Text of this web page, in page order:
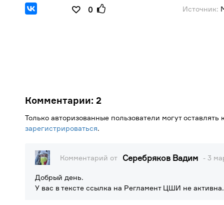
0 Источник:
Комментарии: 2
Только авторизованные пользователи могут
зарегистрироваться.
Комментарий от Серебряков Вадим - 3
Добрый день.
У вас в тексте ссылка на Регламент ЦШИ не активна.